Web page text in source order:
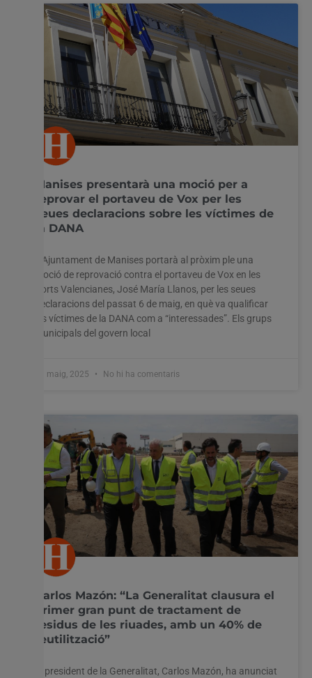
Manises presentarà una moció per a
reprovar el portaveu de Vox per les
seues declaracions sobre les víctimes de
la DANA
L’Ajuntament de Manises portarà al pròxim ple una
moció de reprovació contra el portaveu de Vox en les
Corts Valencianes, José María Llanos, per les seues
declaracions del passat 6 de maig, en què va qualificar
les víctimes de la DANA com a “interessades”. Els grups
municipals del govern local
13 maig, 2025 No hi ha comentaris
Carlos Mazón: “La Generalitat clausura el
primer gran punt de tractament de
residus de les riuades, amb un 40% de
reutilització”
El president de la Generalitat, Carlos Mazón, ha anunciat